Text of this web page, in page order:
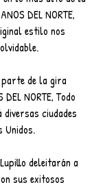
DEL NORTE,
estilo nos
de la gira
NORTE, Todo
ciudades
Unidos.
deleitarán a
sus exitosos